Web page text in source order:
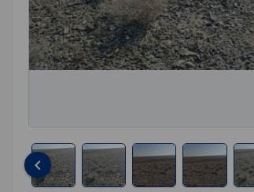
keyboard_arrow_left